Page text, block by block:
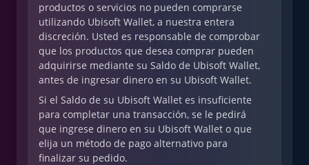
productos o servicios no pueden comprarse
utilizando Ubisoft Wallet, a nuestra entera
discreción. Usted es responsable de comprobar
que los productos que desea comprar pueden
adquirirse mediante su Saldo de Ubisoft Wallet,
antes de ingresar dinero en su Ubisoft Wallet.
Si el Saldo de su Ubisoft Wallet es insuficiente
para completar una transacción, se le pedirá
que ingrese dinero en su Ubisoft Wallet o que
elija un método de pago alternativo para
finalizar su pedido.